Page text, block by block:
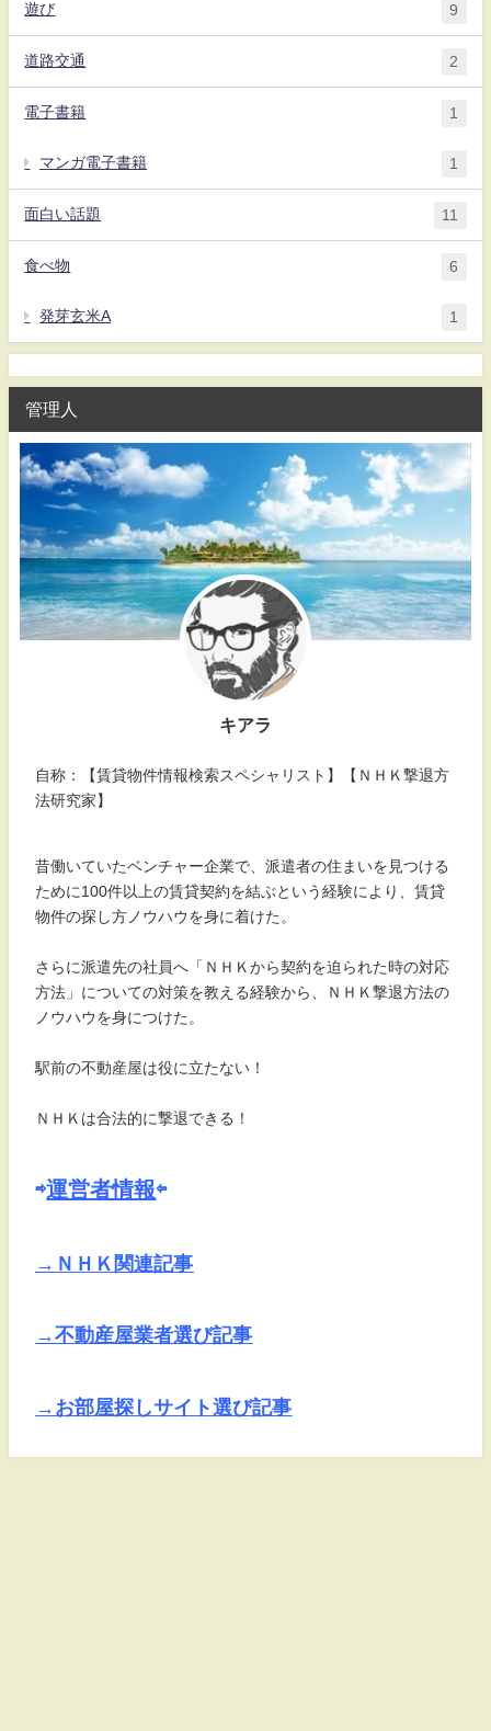
遊び 9
道路交通 2
電子書籍 1
マンガ電子書籍 1
面白い話題 11
食べ物 6
発芽玄米A 1
管理人
キアラ
自称：【賃貸物件情報検索スペシャリスト】【ＮＨＫ撃退方
法研究家】
昔働いていたベンチャー企業で、派遣者の住まいを見つける
ために100件以上の賃貸契約を結ぶという経験により、賃貸
物件の探し方ノウハウを身に着けた。
さらに派遣先の社員へ「ＮＨＫから契約を迫られた時の対応
方法」についての対策を教える経験から、ＮＨＫ撃退方法の
ノウハウを身につけた。
駅前の不動産屋は役に立たない！
ＮＨＫは合法的に撃退できる！
⇨運営者情報⇦
→ＮＨＫ関連記事
→不動産屋業者選び記事
→お部屋探しサイト選び記事